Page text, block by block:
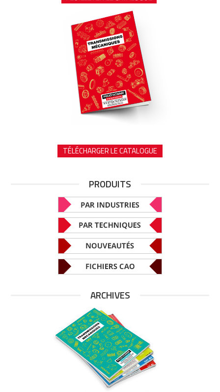
TÉLÉCHARGER LE CATALOGUE
PRODUITS
ARCHIVES